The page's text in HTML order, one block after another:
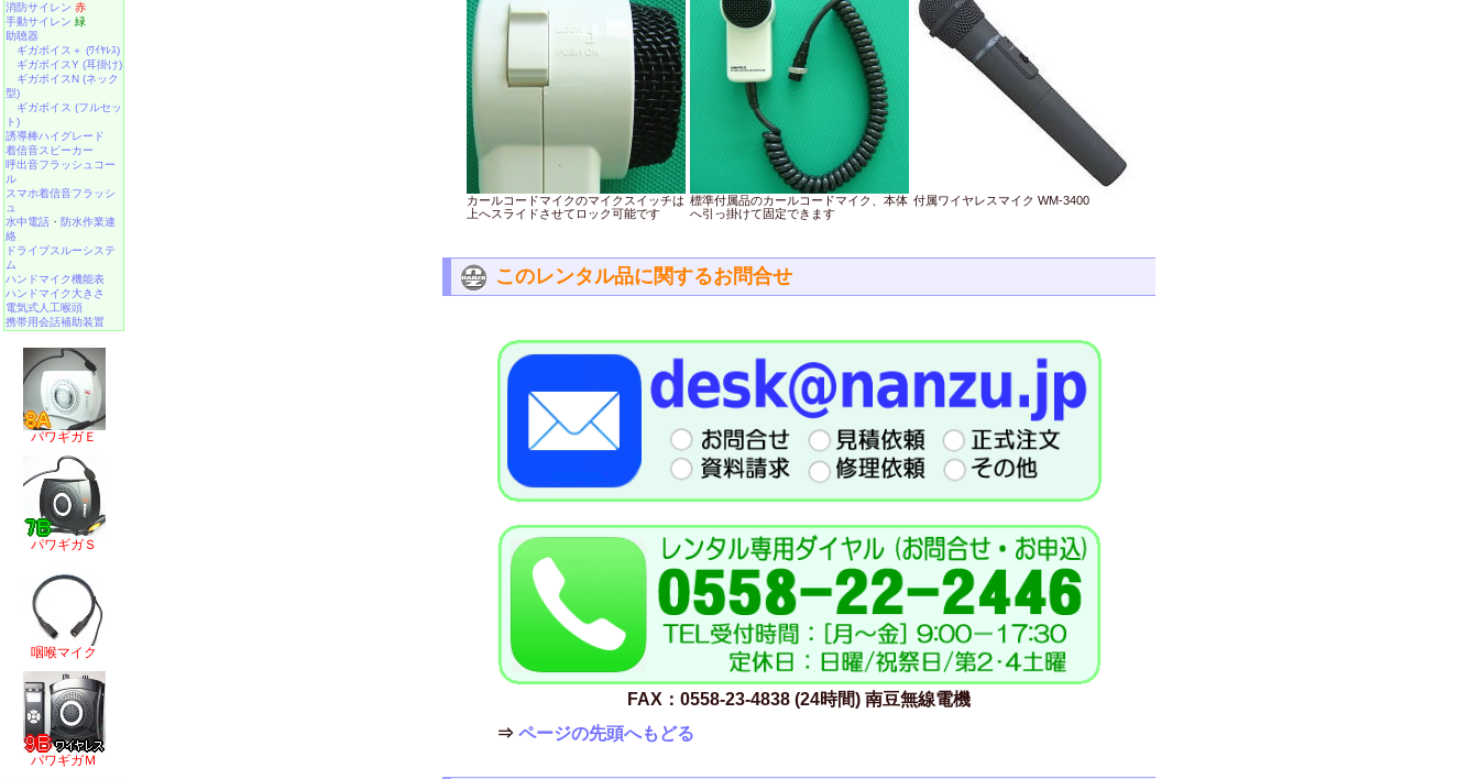
カールコードマイクのマイクスイッチは
上へスライドさせてロック可能です
標準付属品のカールコードマイク、本体
へ引っ掛けて固定できます
付属ワイヤレスマイク WM-3400
このレンタル品に関するお問合せ
FAX：0558-23-4838 (24時間) 南豆無線電機
⇒ ページの先頭へもどる
消防サイレン 赤
手動サイレン 緑
助聴器
ギガボイス＋ (ﾜｲﾔﾚｽ)
ギガボイスY (耳掛け)
ギガボイスN (ネック
型)
ギガボイス (フルセッ
ト)
誘導棒ハイグレード
着信音スピーカー
呼出音フラッシュコー
ル
スマホ着信音フラッシ
ュ
水中電話 ・ 防水作業連
絡
ドライブスルーシステ
ム
ハンドマイク機能表
ハンドマイク大きさ
電気式人工喉頭
携帯用会話補助装置
パワギガＥ
パワギガＳ
咽喉マイク
パワギガＭ